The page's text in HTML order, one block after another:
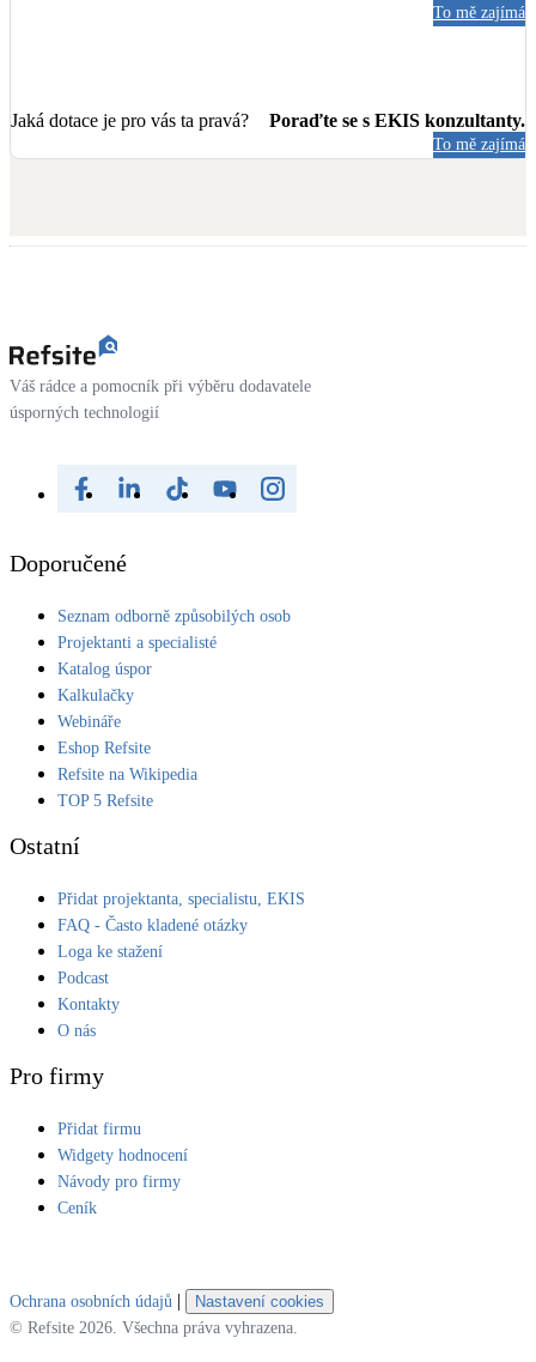
To mě zajímá
Jaká dotace je pro vás ta pravá? Poraďte se s EKIS konzultanty.
To mě zajímá
Váš rádce a pomocník při výběru dodavatele
úsporných technologií
Doporučené
Seznam odborně způsobilých osob
Projektanti a specialisté
Katalog úspor
Kalkulačky
Webináře
Eshop Refsite
Refsite na Wikipedia
TOP 5 Refsite
Ostatní
Přidat projektanta, specialistu, EKIS
FAQ - Často kladené otázky
Loga ke stažení
Podcast
Kontakty
O nás
Pro firmy
Přidat firmu
Widgety hodnocení
Návody pro firmy
Ceník
Ochrana osobních údajů |
Nastavení cookies
© Refsite 2026. Všechna práva vyhrazena.